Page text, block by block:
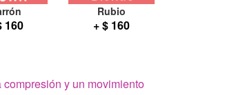
160
Rubio
+ $ 160
y un movimiento